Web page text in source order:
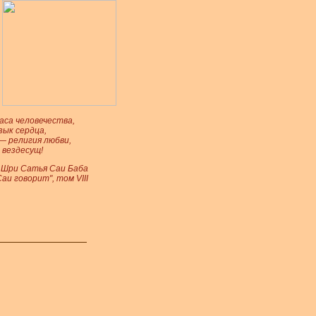
человечества,
сердца,
религия любви,
Шри Сатья Саи Баба
говорит", том VIII